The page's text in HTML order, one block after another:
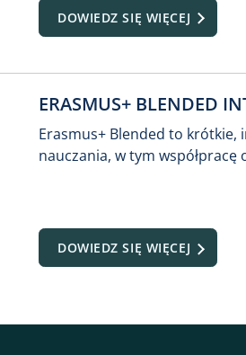
DOWIEDZ SIĘ WIĘCEJ
ERASMUS+ BLENDED
Erasmus+ Blended to
nauczania, w tym współpracę
DOWIEDZ SIĘ WIĘCEJ